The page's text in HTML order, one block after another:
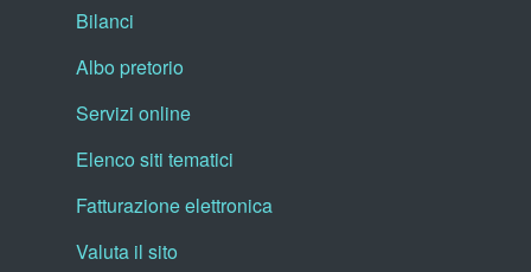
Bilanci
Albo pretorio
Servizi online
Elenco siti tematici
Fatturazione elettronica
Valuta il sito